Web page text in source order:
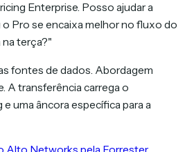
Enterprise. Posso ajudar a
o Pro se encaixa melhor no fluxo do
na terça?"
fontes de dados. Abordagem
A transferência carrega o
uma âncora específica para a